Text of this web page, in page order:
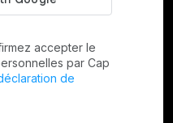
accepter le
par Cap
de